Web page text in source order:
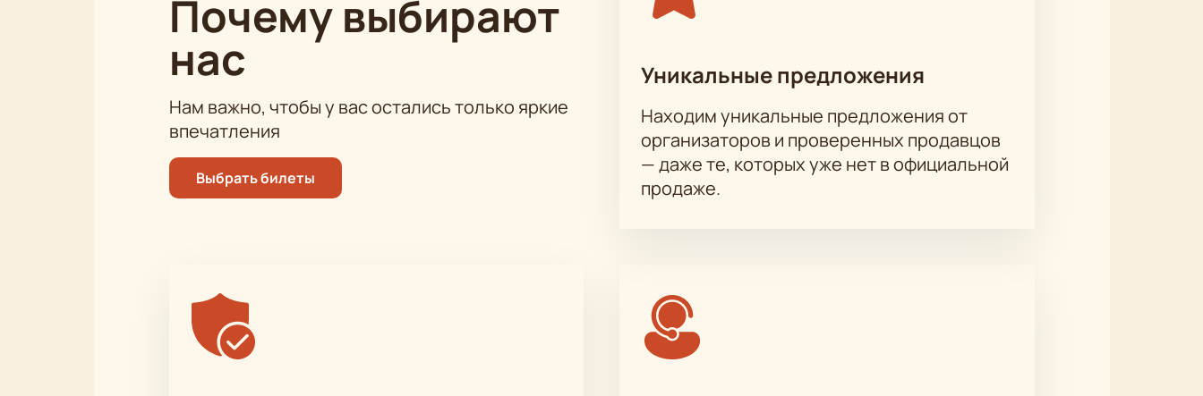
Обратите внимание, возможна смена актёрского состава.
: И.В. Ильинский
Актёрский состав
: Михаил Мартьянов, Любовь Ещенко, Людмила Щербинина, Денис Курочка, Варвара Андреева, Алексей
Фаддеев, Дмитрий Марин, Светлана Аманова, Ольга Абрамова, Степан Коршунов, Валерий Бабятинский, Сергей Еремеев, Ирина
Жерякова, Алёна Колесникова, Дмитрий Солодовник
Почему выбирают
нас
Нам важно, чтобы у вас остались только яркие
впечатления
Выбрать билеты
Уникальные предложения
Находим уникальные предложения от
организаторов и проверенных продавцов
— даже те, которых уже нет в официальной
продаже.